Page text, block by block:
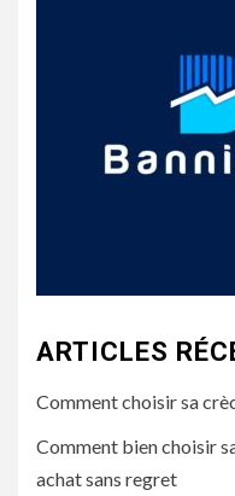
ARTICLES
Comment choisir sa
Comment bien choisir
achat sans regret